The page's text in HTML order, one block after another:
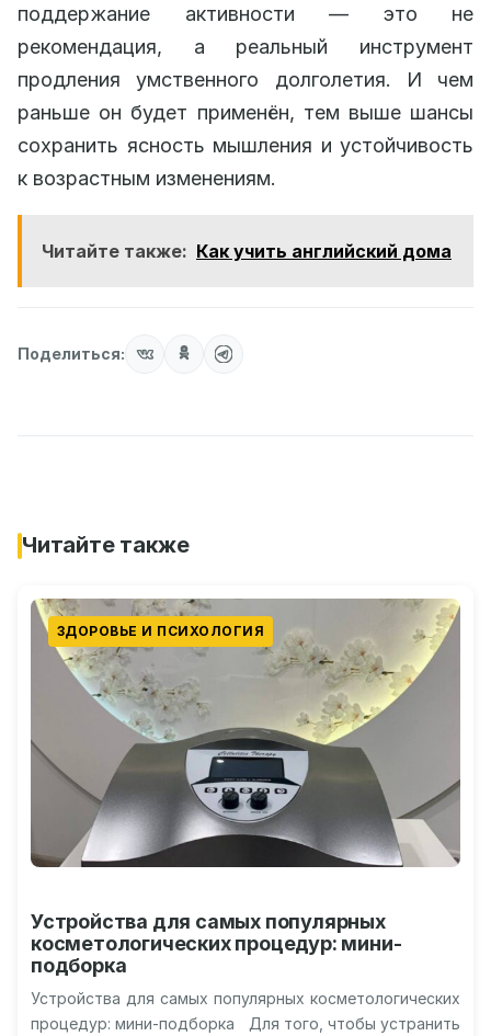
поддержание активности — это не
рекомендация, а реальный инструмент
продления умственного долголетия. И чем
раньше он будет применён, тем выше шансы
сохранить ясность мышления и устойчивость
к возрастным изменениям.
Читайте также: Как учить английский дома
Поделиться:
Читайте также
ЗДОРОВЬЕ И ПСИХОЛОГИЯ
Устройства для самых популярных
косметологических процедур: мини-
подборка
Устройства для самых популярных косметологических
процедур: мини-подборка Для того, чтобы устранить